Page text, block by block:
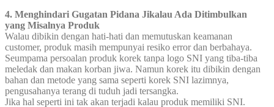
4. Menghindari Gugatan Pidana Jikalau Ada Ditimbulkan
yang Misalnya Produk
Walau dibikin dengan hati-hati dan memutuskan keamanan
customer, produk masih mempunyai resiko error dan berbahaya.
Seumpama persoalan produk korek tanpa logo SNI yang tiba-tiba
meledak dan makan korban jiwa. Namun korek itu dibikin dengan
bahan dan metode yang sama seperti korek SNI lazimnya,
pengusahanya terang di tuduh jadi tersangka.
Jika hal seperti ini tak akan terjadi kalau produk memiliki SNI.